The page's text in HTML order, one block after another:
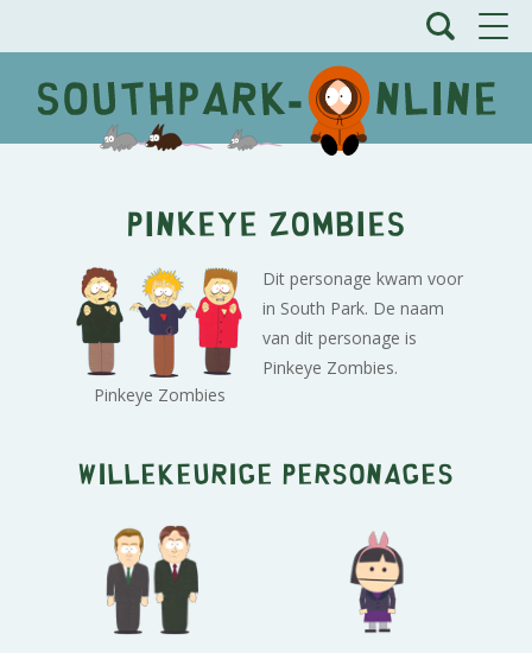
Pinkeye Zombies
Pinkeye Zombies
Dit personage kwam voor
in South Park. De naam
van dit personage is
Pinkeye Zombies.
Willekeurige personages